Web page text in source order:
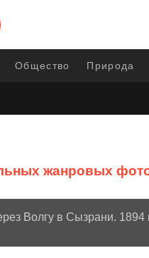
Общество Природа
жанровых
Волгу в Сызрани. 1894